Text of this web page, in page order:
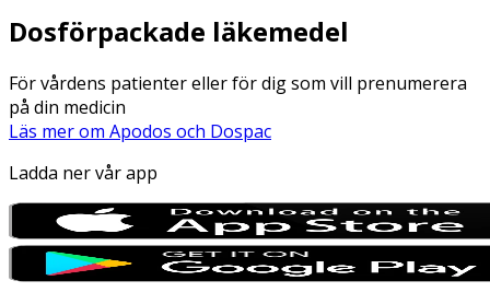
Dosförpackade läkemedel
För vårdens patienter eller för dig som vill prenumerera
på din medicin
Läs mer om Apodos och Dospac
Ladda ner vår app